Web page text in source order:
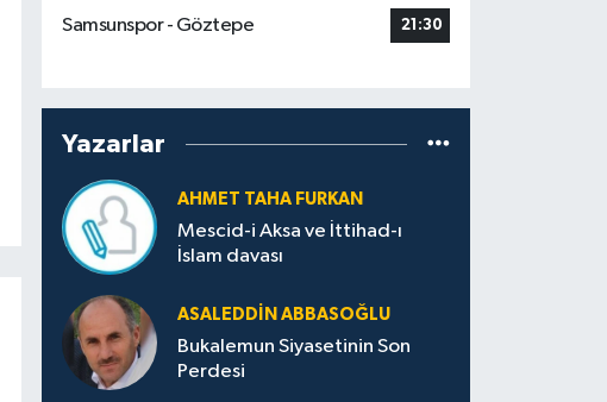
Samsunspor - Göztepe
21:30
Yazarlar
AHMET TAHA FURKAN
Mescid-i Aksa ve İttihad-ı
İslam davası
ASALEDDIN ABBASOĞLU
Bukalemun Siyasetinin Son
Perdesi